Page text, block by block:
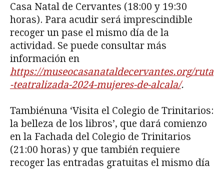
Casa Natal de Cervantes (18:00 y 19:30
horas). Para acudir será imprescindible
recoger un pase el mismo día de la
actividad. Se puede consultar más
información en
https://museocasanataldecervantes.org/ruta
-teatralizada-2024-mujeres-de-alcala/.
Tambiénuna ‘Visita el Colegio de Trinitarios:
la belleza de los libros’, que dará comienzo
en la Fachada del Colegio de Trinitarios
(21:00 horas) y que también requiere
recoger las entradas gratuitas el mismo día